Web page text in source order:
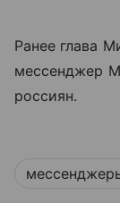
Ранее глава
мессенджер
россиян.